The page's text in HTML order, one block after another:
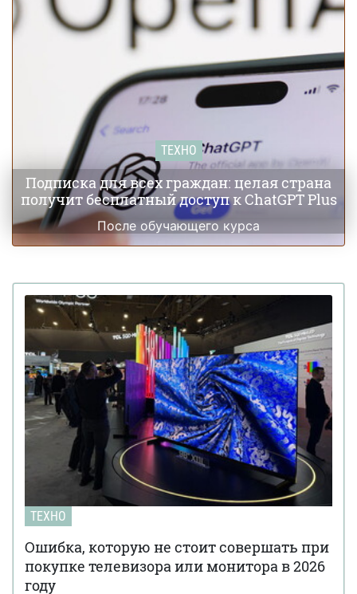
ТЕХНО
Подписка для всех граждан: целая страна
получит бесплатный доступ к ChatGPT Plus
После обучающего курса
ТЕХНО
Ошибка, которую не стоит совершать при
покупке телевизора или монитора в 2026
году